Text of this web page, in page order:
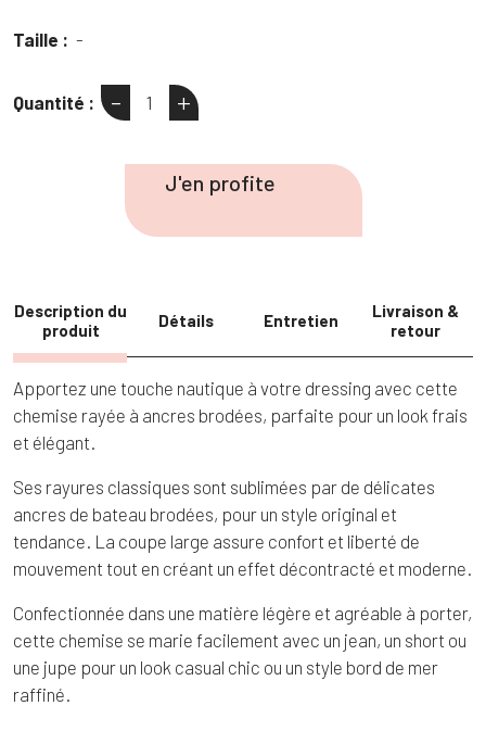
Taille : -
Quantité :
quantité
- +
J'en profite
Description du
produit
Détails Entretien
Livraison &
retour
Apportez une touche nautique à votre dressing avec cette
chemise rayée à ancres brodées, parfaite pour un look frais
et élégant.
Ses rayures classiques sont sublimées par de délicates
ancres de bateau brodées, pour un style original et
tendance. La coupe large assure confort et liberté de
mouvement tout en créant un effet décontracté et moderne.
Confectionnée dans une matière légère et agréable à porter,
cette chemise se marie facilement avec un jean, un short ou
une jupe pour un look casual chic ou un style bord de mer
raffiné.